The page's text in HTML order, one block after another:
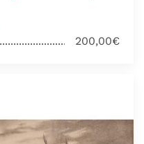
200,00€